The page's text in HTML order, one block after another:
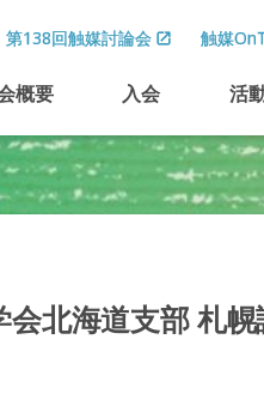
第138回触媒討論会 触媒
概要 入会 活
会北海道支部札